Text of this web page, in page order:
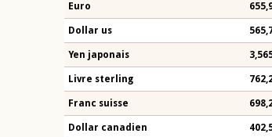
Euro
Dollar us
Yen japonais
Livre sterling
Franc suisse
Dollar canadien